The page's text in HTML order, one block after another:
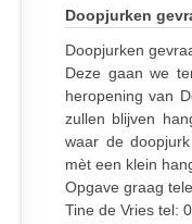
Doopjurken
Doopjurken
Deze gaan we
heropening van
zullen blijven
waar de
mèt een klein
Opgave graag
Tine de Vries tel: